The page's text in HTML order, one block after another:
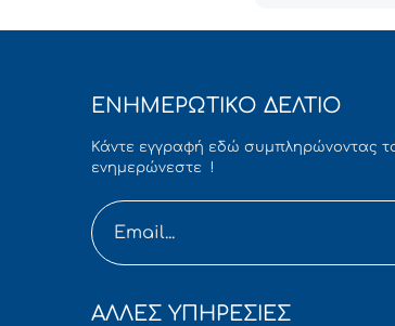
ΕΝΗΜΕΡΩΤΙΚΟ ΔΕΛΤΙΟ
Κάντε εγγραφή εδώ συμπληρώνοντας
ενημερώνεστε !
ΑΛΛΕΣ ΥΠΗΡΕΣΙΕΣ